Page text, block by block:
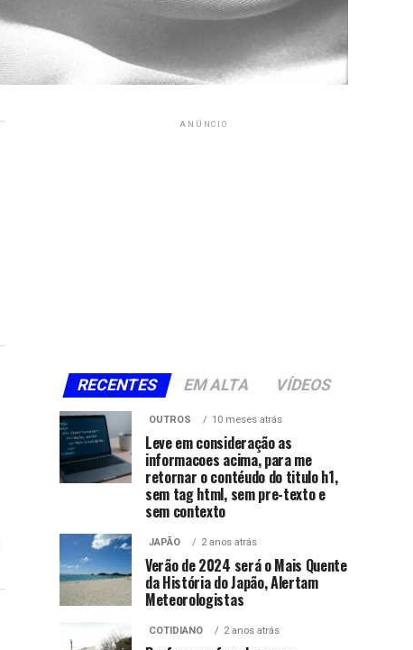
ANÚNCIO
RECENTES EM ALTA VÍDEOS
OUTROS 10 meses atrás
Leve em consideração as
informacoes acima, para me
retornar o contéudo do titulo h1,
sem tag html, sem pre-texto e
sem contexto
JAPÃO 2 anos atrás
Verão de 2024 será o Mais Quente
da História do Japão, Alertam
Meteorologistas
COTIDIANO 2 anos atrás